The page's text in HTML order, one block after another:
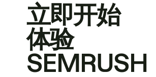
立即开始
体验
SEMRUSH